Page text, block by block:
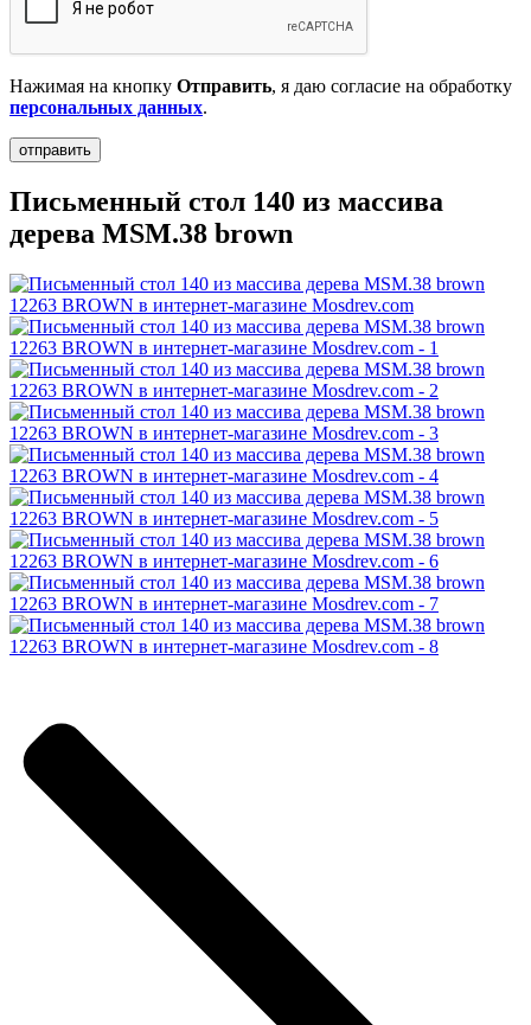
Нажимая на кнопку Отправить, я даю согласие на обработку
персональных данных.
Письменный стол 140 из массива
дерева MSM.38 brown